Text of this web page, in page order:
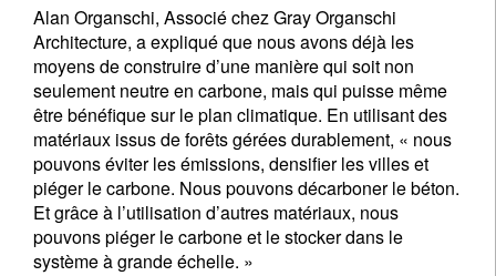
Alan Organschi, Associé chez Gray Organschi
Architecture, a expliqué que nous avons déjà les
moyens de construire d’une manière qui soit non
seulement neutre en carbone, mais qui puisse même
être bénéfique sur le plan climatique. En utilisant des
matériaux issus de forêts gérées durablement, « nous
pouvons éviter les émissions, densifier les villes et
piéger le carbone. Nous pouvons décarboner le béton.
Et grâce à l’utilisation d’autres matériaux, nous
pouvons piéger le carbone et le stocker dans le
système à grande échelle. »
Civilité Prénom
Nom
Pays de résidence
Je ne suis pas résident ou citoyen des Etats-Unis